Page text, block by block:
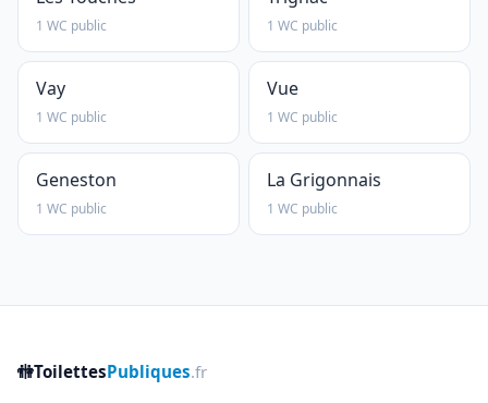
1 WC public 1 WC public
Vay
1 WC public
Vue
1 WC public
Geneston
1 WC public
La Grigonnais
1 WC public
🚻ToilettesPubliques.fr